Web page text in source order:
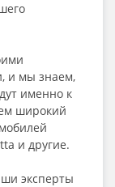
и мы знаем,
именно к
широкий
и другие.
эксперты